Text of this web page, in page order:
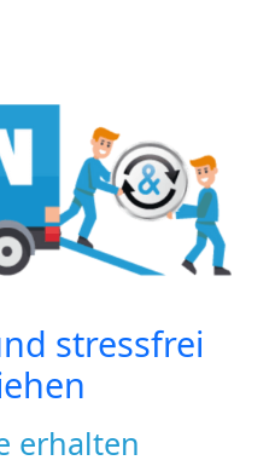
stressfrei
erhalten